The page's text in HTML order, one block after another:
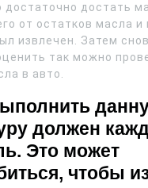
достаточно достать
от остатков масла и
извлечен. Затем
так можно
в авто.
должен
Это может
чтобы